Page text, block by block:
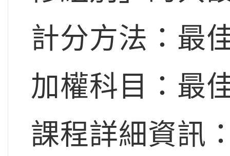
計分方法：最
加權科目：最
課程詳細資訊